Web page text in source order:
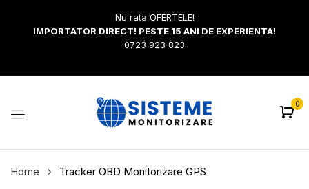
Nu rata OFERTELE!
IMPORTATOR DIRECT! PESTE 15 ANI DE EXPERIENTA!
0723 923 823
0
Home Tracker OBD Monitorizare GPS